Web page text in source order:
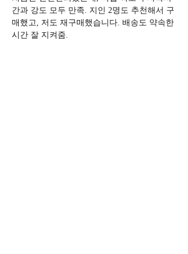
간과 강도 모두 만족. 지인 2명도 추천해서 구
매했고, 저도 재구매했습니다. 배송도 약속한
시간 잘 지켜줌.